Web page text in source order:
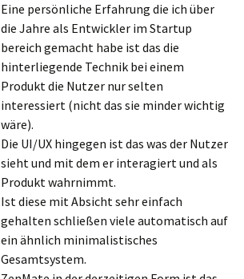
Eine persönliche Erfahrung die ich über
die Jahre als Entwickler im Startup
bereich gemacht habe ist das die
hinterliegende Technik bei einem
Produkt die Nutzer nur selten
interessiert (nicht das sie minder wichtig
wäre).
Die UI/UX hingegen ist das was der Nutzer
sieht und mit dem er interagiert und als
Produkt wahrnimmt.
Ist diese mit Absicht sehr einfach
gehalten schließen viele automatisch auf
ein ähnlich minimalistisches
Gesamtsystem.